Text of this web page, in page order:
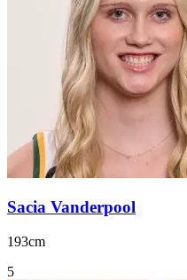
Sacia Vanderpool
193cm
5